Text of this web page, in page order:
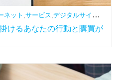
ネット ,サービス,デジタルサイネージ
けるあなたの行動と購買が